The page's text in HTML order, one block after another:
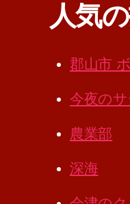
人気
郡山市
今夜の
農業部
深海